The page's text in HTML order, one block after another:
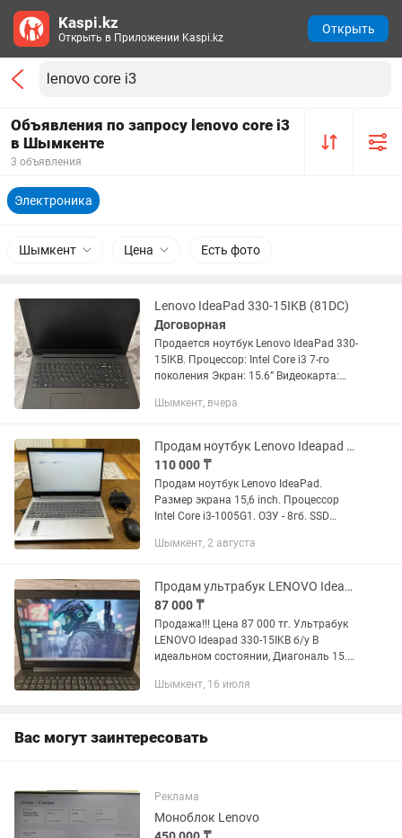
Объявления по запросу lenovo core i3
в Шымкенте
3 объявления
Электроника
Шымкент Цена Есть фото
Lenovo IdeaPad 330-15IKB (81DC)
Договорная
Продается ноутбук Lenovo IdeaPad 330-
15IKB. Процессор: Intel Core i3 7-го
поколения Экран: 15.6” Видеокарта:
комплекте: зарядное устройство Есть
Шымкент, вчера
Продам ноутбук Lenovo Ideapad 15,6inch
110 000 ₸
Продам ноутбук Lenovo IdeaPad.
Размер экрана 15,6 inch. Процессор
Intel Core i3-1005G1. ОЗУ - 8гб. SSD
оригинальное зарядное устройство,
Шымкент, 2 августа
Продам ультрабук LENOVO Ideapad 330-15IKB (идеал)
87 000 ₸
Продажа!!! Цена 87 000 тг. Ультрабук
LENOVO Ideapad 330-15IKB б/у В
идеальном состоянии, Диагональ 15.6"
CORE i3 8130U 2.20 GНz Turbo Boost
Шымкент, 16 июля
Вас могут заинтересовать
Реклама
Моноблок Lenovo
Kaspi.kz
Открыть в Приложении Kaspi.kz
Открыть